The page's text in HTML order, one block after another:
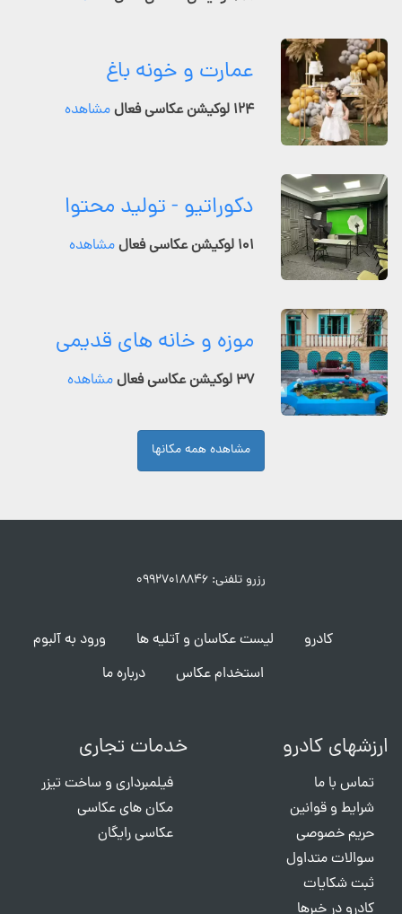
عمارت و خونه باغ
۱۲۴ لوکیشن عکاسی فعال مشاهده
دکوراتیو - تولید محتوا
۱۰۱ لوکیشن عکاسی فعال مشاهده
موزه و خانه های قدیمی
۳۷ لوکیشن عکاسی فعال مشاهده
مشاهده همه مکانها
رزرو تلفنی: ۰۹۹۲۷۰۱۸۸۴۶
کادرو لیست عکاسان و آتلیه ها
ورود به آلبوم
استخدام عکاس
درباره ما
ارزشهای کادرو
تماس با ما
شرایط و قوانین
حریم خصوصی
سوالات متداول
ثبت شکایات
کادرو در خبرها
خدمات تجاری
فیلمبرداری و ساخت تیزر
مکان های عکاسی
عکاسی رایگان